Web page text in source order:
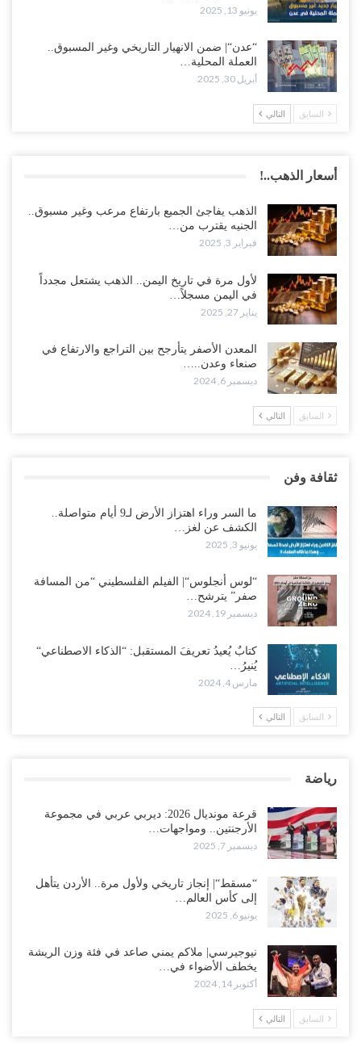
يونيو 13, 2025
“عدن“| ضمن الانهيار التاريخي وغير المسبوق..
العملة المحلية…
أبريل 30, 2025
السابق التالي
أسعار الذهب..!
الذهب يفاجئ الجميع بارتفاع مرعب وغير مسبوق..
الجنيه يقترب من…
فبراير 3, 2025
لأول مرة في تاريخ اليمن.. الذهب يشتعل مجدداً
في اليمن مسجلاً…
يناير 27, 2025
المعدن الأصفر يتأرجح بين التراجع والارتفاع في
صنعاء وعدن..…
ديسمبر 6, 2024
السابق التالي
ثقافة وفن
ما السر وراء اهتزاز الأرض لـ9 أيام متواصلة..
الكشف عن لغز…
يونيو 3, 2025
“لوس أنجلوس“| الفيلم الفلسطيني “من المسافة
صفر” يترشح…
ديسمبر 19, 2024
كتابٌ يُعيدُ تعريفَ المستقبل: “الذكاء الاصطناعي“
يُنيرُ…
مارس 4, 2024
السابق التالي
رياضة
قرعة مونديال 2026: ديربي عربي في مجموعة
الأرجنتين.. ومواجهات…
ديسمبر 7, 2025
“مسقط“| إنجاز تاريخي ولأول مرة.. الأردن يتأهل
إلى كأس العالم…
يونيو 6, 2025
نيوجيرسي| ملاكم يمني صاعد في فئة وزن الريشة
يخطف الأضواء في…
أكتوبر 14, 2024
السابق التالي